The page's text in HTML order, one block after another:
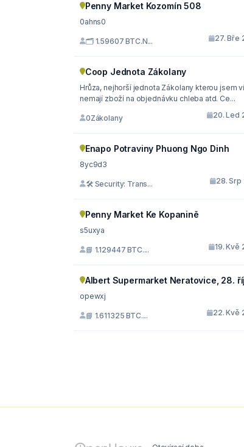
Penny Market Kozomín 508
0ahns0
🗂 1.59607 BTC.N... 27. Bře
Coop Jednota Zákolany
Hrůza, nejhorší jednota Zákolany kterou jsem
nemají zboží na objednávku chleba atd. Ce...
0Zákolany 20. Led
Enapo Potraviny Phuong Ngo Dinh
8yc9d3
🛠 Security: Trans... 28. Srp
Penny Market Ke Kopanině
s5uxya
📘 1.129447 BTC.... 19. Kvě
Albert Supermarket Neratovice, 28.
opewxj
📘 1.611325 BTC.... 22. Kvě